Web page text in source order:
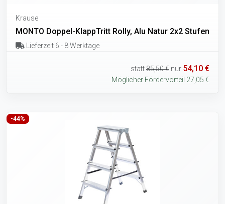
Krause
MONTO Doppel-KlappTritt Rolly, Alu Natur 2x2 Stufen
Lieferzeit 6 - 8 Werktage
statt85,50 € nur 54,10 €
Möglicher Fördervorteil 27,05 €
-44%